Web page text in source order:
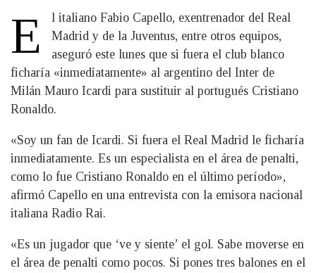
E
l italiano Fabio Capello, exentrenador del Real
Madrid y de la Juventus, entre otros equipos,
aseguró este lunes que si fuera el club blanco
ficharía «inmediatamente» al argentino del Inter de
Milán Mauro Icardi para sustituir al portugués Cristiano
Ronaldo.
«Soy un fan de Icardi. Si fuera el Real Madrid le ficharía
inmediatamente. Es un especialista en el área de penalti,
como lo fue Cristiano Ronaldo en el último período»,
afirmó Capello en una entrevista con la emisora nacional
italiana Radio Rai.
«Es un jugador que ‘ve y siente’ el gol. Sabe moverse en
el área de penalti como pocos. Si pones tres balones en el